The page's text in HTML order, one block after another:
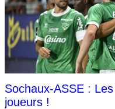
Sochaux-ASSE :
joueurs !